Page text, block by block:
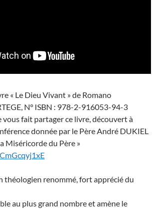
« Le Dieu Vivant » de Romano
N° ISBN : 978-2-916053-94-3
vous fait partager ce livre, découvert à
donnée par le Père André DUKIEL
Miséricorde du Père »
théologien renommé, fort apprécié du
au plus grand nombre et amène le